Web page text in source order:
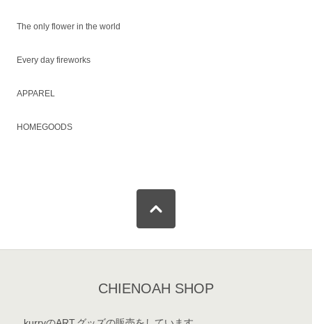
The only flower in the world
Every day fireworks
APPAREL
HOMEGOODS
CHIENOAH SHOP